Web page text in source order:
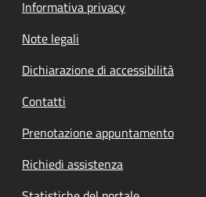
Informativa privacy
Note legali
Dichiarazione di accessibilità
Contatti
Prenotazione appuntamento
Richiedi assistenza